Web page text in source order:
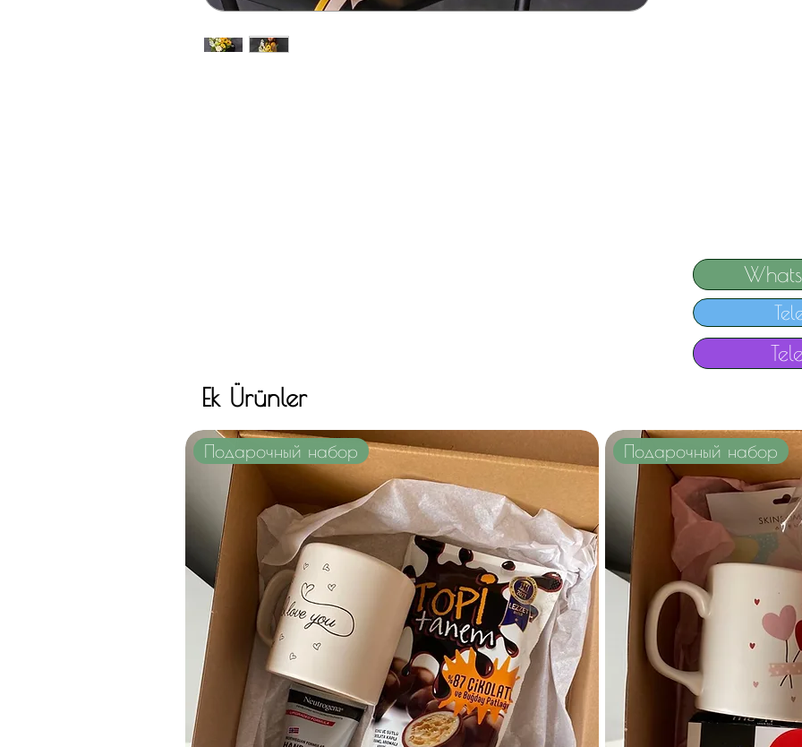
Ek Ürünler
Подарочный набор Подарочный набор